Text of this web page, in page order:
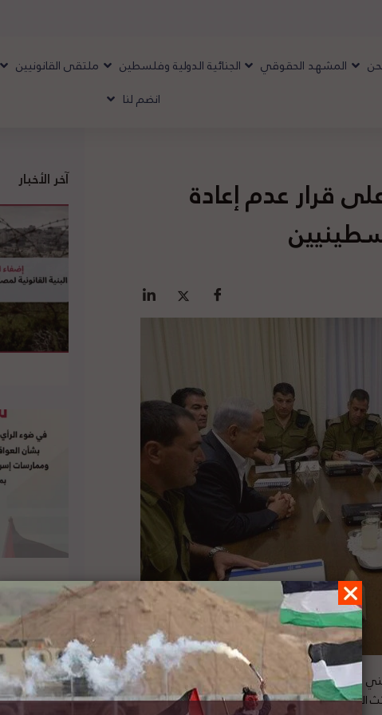
المشهد الحقوقي الجنائية الدولية وفلسطين ملتقى القانونيين
انضم لنا
قرار عدم إعادة
غانتس، بتشديد السياسة المتبعة خلال إعادة جثث
بهم لن تعاد إلى عائلاتهم، حتى لو لم يكونوا
آخر الأخبار